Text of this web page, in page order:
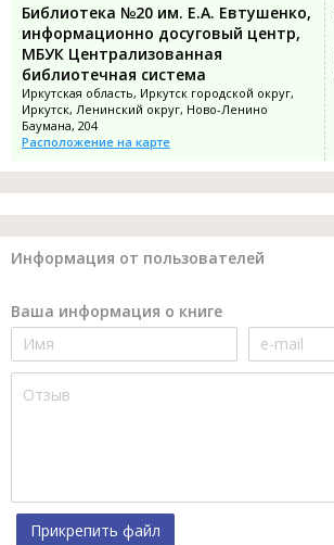
Библиотека №20 им. Е.А. Евтушенко,
информационно досуговый центр,
МБУК Централизованная
библиотечная система
Иркутская область, Иркутск городской округ,
Иркутск, Ленинский округ, Ново-Ленино
Баумана, 204
Расположение на карте
Информация от пользователей
Ваша информация о книге
Прикрепить файл